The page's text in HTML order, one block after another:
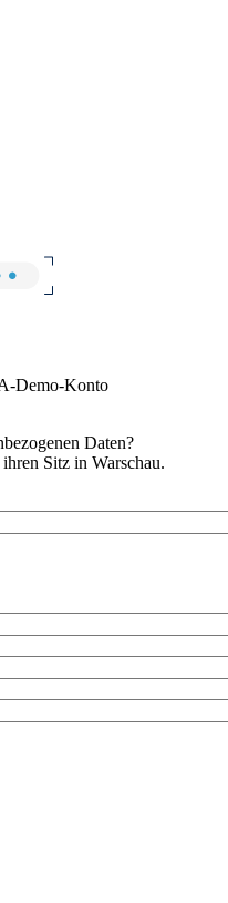
Demo-Konto
Daten?
Sitz in Warschau.